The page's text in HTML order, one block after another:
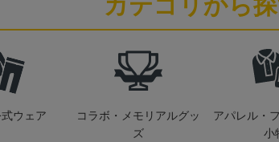
ウェア
コラボ・メモリアルグッ
ズ
アパレル・
小